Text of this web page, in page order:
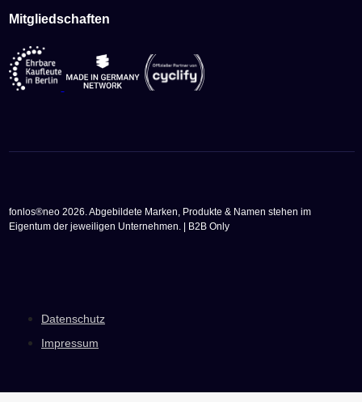
Mitgliedschaften
fonlos®neo 2026. Abgebildete Marken, Produkte & Namen stehen im
Eigentum der jeweiligen Unternehmen. | B2B Only
Datenschutz
Impressum